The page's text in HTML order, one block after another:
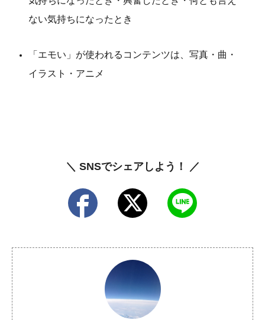
ない気持ちになったとき
「エモい」が使われるコンテンツは、写真・曲・
イラスト・アニメ
＼ SNSでシェアしよう！ ／